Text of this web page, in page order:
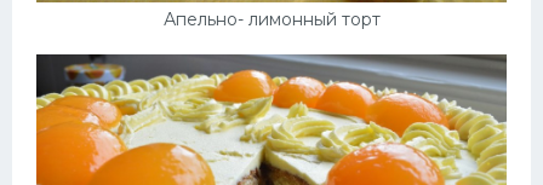
Апельно- лимонный торт